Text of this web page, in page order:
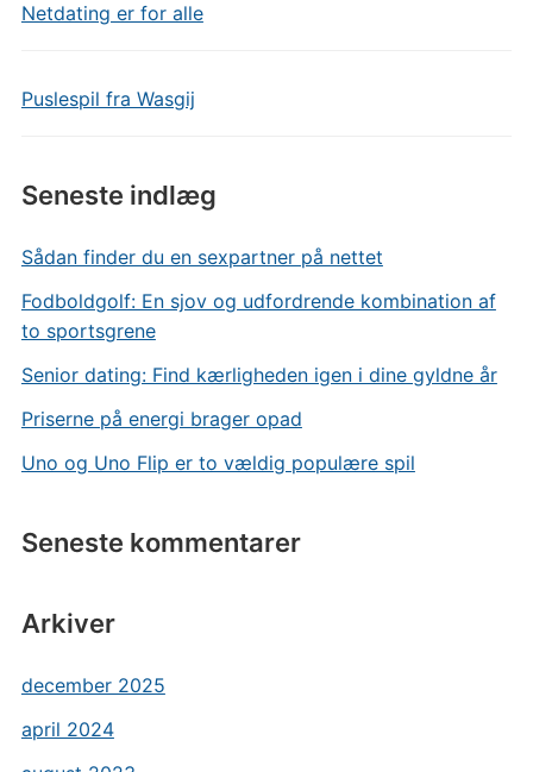
Netdating er for alle
Puslespil fra Wasgij
Seneste indlæg
Sådan finder du en sexpartner på nettet
Fodboldgolf: En sjov og udfordrende kombination af
to sportsgrene
Senior dating: Find kærligheden igen i dine gyldne år
Priserne på energi brager opad
Uno og Uno Flip er to vældig populære spil
Seneste kommentarer
Arkiver
december 2025
april 2024